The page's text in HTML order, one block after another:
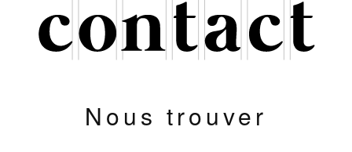
Nous trouver